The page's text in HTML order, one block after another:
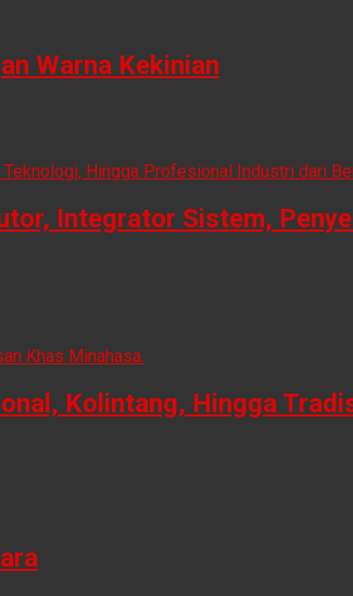
Warna Kekinian
Integrator Sistem,
Kolintang, Hingga